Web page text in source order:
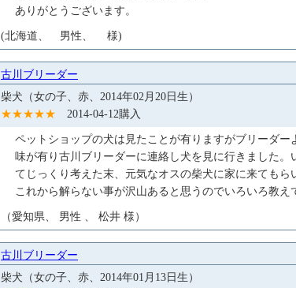
ありがとうございます。
(北海道、 男性、 様)
古川ブリーダー
柴犬（女の子、赤、2014年02月20日生）
★★★★★ 2014-04-12購入
ペットショップの犬は見たことが有りますがブリーダ
味が有り古川ブリーダーに連絡し犬を見に行きました
てじっくり考えた末、元気なオスの柴犬に家に来てもら
これから解らない事が沢山あると思うのでいろいろ教え
（愛知県、 男性 、 松井 様）
古川ブリーダー
柴犬（女の子、赤、2014年01月13日生）